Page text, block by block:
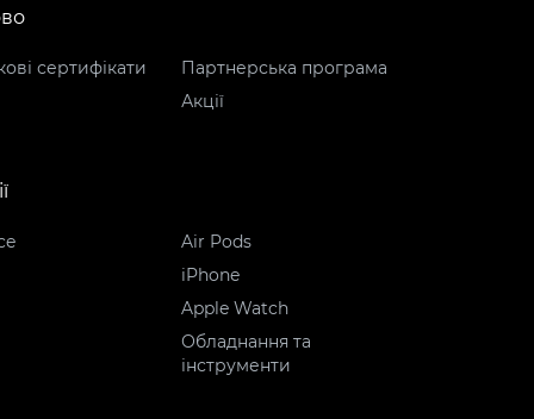
сертифікати
Партнерська програма
Акції
Air Pods
iPhone
Apple Watch
Обладнання та
інструменти